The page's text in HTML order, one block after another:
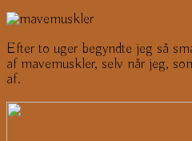
Efter to uger begyndte jeg så
af mavemuskler, selv når jeg,
af.